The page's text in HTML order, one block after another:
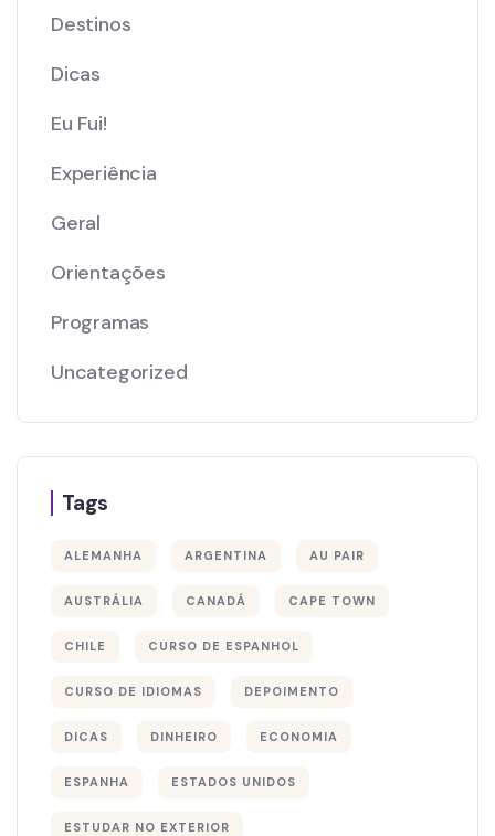
Destinos
Dicas
Eu Fui!
Experiência
Geral
Orientações
Programas
Uncategorized
Tags
ALEMANHA ARGENTINA AU PAIR
AUSTRÁLIA CANADÁ CAPE TOWN
CHILE CURSO DE ESPANHOL
CURSO DE IDIOMAS DEPOIMENTO
DICAS DINHEIRO ECONOMIA
ESPANHA ESTADOS UNIDOS
ESTUDAR NO EXTERIOR